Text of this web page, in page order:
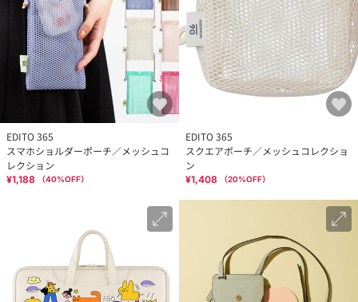
EDITO 365
スマホショルダーポーチ／メッシュコ
レクション
¥1,188 （40%OFF）
EDITO 365
スクエアポーチ／メッシュコレクショ
ン
¥1,408 （20%OFF）